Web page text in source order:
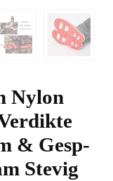
Nylon
& Gesp-
Stevig